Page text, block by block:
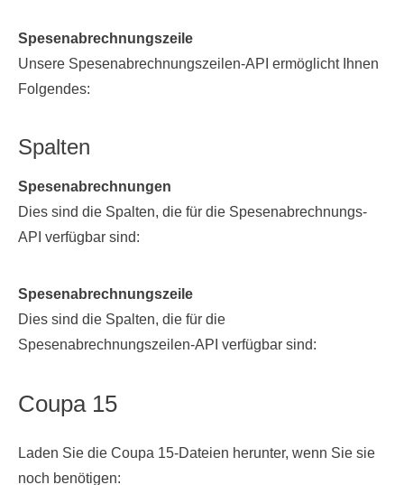
Spesenabrechnungszeile
Unsere Spesenabrechnungszeilen-API ermöglicht Ihnen
Folgendes:
Spalten
Spesenabrechnungen
Dies sind die Spalten, die für die Spesenabrechnungs-
API verfügbar sind:
Spesenabrechnungszeile
Dies sind die Spalten, die für die
Spesenabrechnungszeilen-API verfügbar sind:
Coupa 15
Laden Sie die Coupa 15-Dateien herunter, wenn Sie sie
noch benötigen: